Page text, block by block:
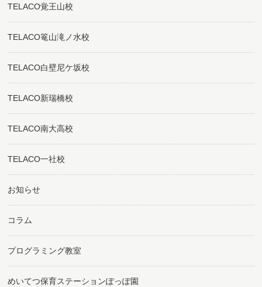
TELACO覚王山校
TELACO篭山滝ノ水校
TELACO白壁尼ケ坂校
TELACO新瑞橋校
TELACO南大高校
TELACO一社校
お知らせ
コラム
プログラミング教室
めいてつ保育ステーションぽっぽ園